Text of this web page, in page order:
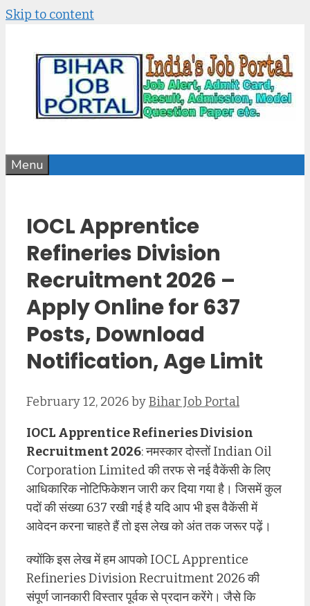
Skip to content
Menu
IOCL Apprentice
Refineries Division
Recruitment 2026 –
Apply Online for 637
Posts, Download
Notification, Age Limit
February 12, 2026byBihar Job Portal
IOCL Apprentice Refineries Division
Recruitment 2026: नमस्कार दोस्तों Indian Oil
Corporation Limited की तरफ से नई वैकेंसी के लिए
आधिकारिक नोटिफिकेशन जारी कर दिया गया है। जिसमें कुल
पदों की संख्या 637 रखी गई है यदि आप भी इस वैकेंसी में
आवेदन करना चाहते हैं तो इस लेख को अंत तक जरूर पढ़ें।
क्योंकि इस लेख में हम आपको IOCL Apprentice
Refineries Division Recruitment 2026 की
संपूर्ण जानकारी विस्तार पूर्वक से प्रदान करेंगे। जैसे कि